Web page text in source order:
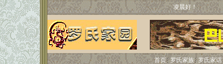
凌晨好！
首页 罗氏家族 罗氏家话